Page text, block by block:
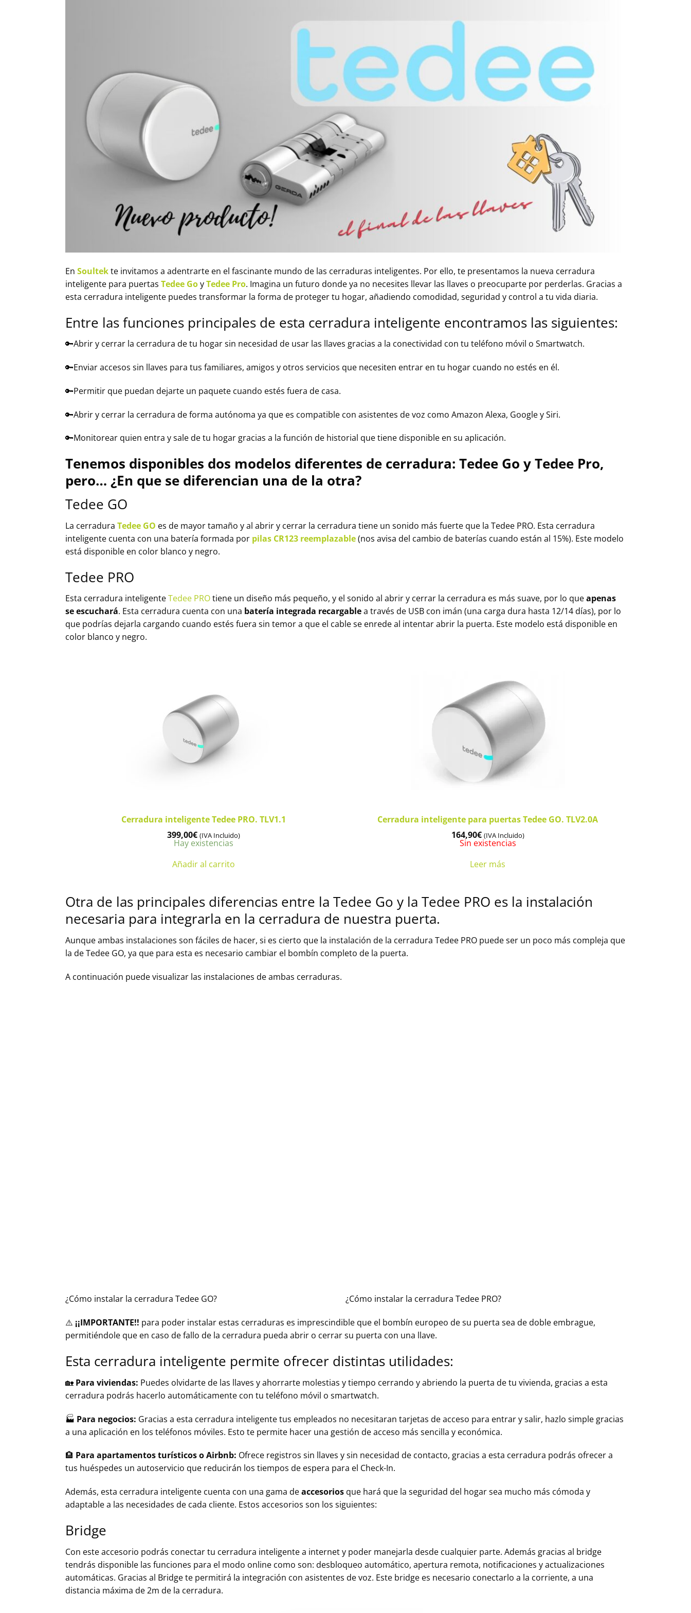
En Soultekte invitamos a adentrarte en el fascinante mundo de las cerraduras inteligentes. Por ello, te presentamos la nueva cerradura
inteligente para puertas Tedee GoyTedee Pro. Imagina un futuro donde ya no necesites llevar las llaves o preocuparte por perderlas. Gracias a
esta cerradura inteligente puedes transformar la forma de proteger tu hogar, añadiendo comodidad, seguridad y control a tu vida diaria.
Entre las funciones principales de esta cerradura inteligente encontramos las siguientes:
🔑​Abrir y cerrar la cerradura de tu hogar sin necesidad de usar las llaves gracias a la conectividad con tu teléfono móvil o Smartwatch.
🔑​Enviar accesos sin llaves para tus familiares, amigos y otros servicios que necesiten entrar en tu hogar cuando no estés en él.
🔑​Permitir que puedan dejarte un paquete cuando estés fuera de casa.
​🔑​Abrir y cerrar la cerradura de forma autónoma ya que es compatible con asistentes de voz como Amazon Alexa, Google y Siri.
🔑​Monitorear quien entra y sale de tu hogar gracias a la función de historial que tiene disponible en su aplicación.
Tenemos disponibles dos modelos diferentes de cerradura: Tedee Go y Tedee Pro,
pero… ¿En que se diferencian una de la otra?
Tedee GO
La cerradura Tedee GO es de mayor tamaño y al abrir y cerrar la cerradura tiene un sonido más fuerte que la Tedee PRO. Esta cerradura
inteligente cuenta con una batería formada por pilas CR123 reemplazable(nos avisa del cambio de baterías cuando están al 15%). Este modelo
está disponible en color blanco y negro.
Tedee PRO
Esta cerradura inteligenteTedee PROtiene un diseño más pequeño, y el sonido al abrir y cerrar la cerradura es más suave, por lo queapenas
se escuchará. Esta cerradura cuenta con una batería integrada recargablea través de USB con imán (una carga dura hasta 12/14 días), por lo
que podrías dejarla cargando cuando estés fuera sin temor a que el cable se enrede al intentar abrir la puerta. Este modelo está disponible en
color blanco y negro.
Cerradura inteligente Tedee PRO. TLV1.1
399,00€ (IVA Incluido)
Hay existencias
Añadir al carrito
Cerradura inteligente para puertas Tedee GO. TLV2.0A
164,90€ (IVA Incluido)
Sin existencias
Leer más
Otra de las principales diferencias entre la Tedee Go y la Tedee PRO es la instalación
necesaria para integrarla en la cerradura de nuestra puerta.
Aunque ambas instalaciones son fáciles de hacer, si es cierto que la instalación de la cerradura Tedee PRO puede ser un poco más compleja que
la de Tedee GO, ya que para esta es necesario cambiar el bombín completo de la puerta.
A continuación puede visualizar las instalaciones de ambas cerraduras.
¿Cómo instalar la cerradura Tedee GO? ¿Cómo instalar la cerradura Tedee PRO?
⚠️​ ¡¡IMPORTANTE!! para poder instalar estas cerraduras es imprescindible que el bombín europeo de su puerta sea de doble embrague,
permitiéndole que en caso de fallo de la cerradura pueda abrir o cerrar su puerta con una llave.
Esta cerradura inteligente permite ofrecer distintas utilidades:
🏡​ Para viviendas: Puedes olvidarte de las llaves y ahorrarte molestias y tiempo cerrando y abriendo la puerta de tu vivienda, gracias a esta
cerradura podrás hacerlo automáticamente con tu teléfono móvil o smartwatch.
🏭​​ Para negocios: Gracias a esta cerradura inteligente tus empleados no necesitaran tarjetas de acceso para entrar y salir, hazlo simple gracias
a una aplicación en los teléfonos móviles. Esto te permite hacer una gestión de acceso más sencilla y económica.
🏨​ Para apartamentos turísticos o Airbnb: Ofrece registros sin llaves y sin necesidad de contacto, gracias a esta cerradura podrás ofrecer a
tus huéspedes un autoservicio que reducirán los tiempos de espera para el Check-In.
Además, esta cerradura inteligente cuenta con una gama deaccesorios que hará que la seguridad del hogar sea mucho más cómoda y
adaptable a las necesidades de cada cliente. Estos accesorios son los siguientes:
Bridge
Con este accesorio podrás conectar tu cerradura inteligente a internet y poder manejarla desde cualquier parte. Además gracias al bridge
tendrás disponible las funciones para el modo online como son: desbloqueo automático, apertura remota, notificaciones y actualizaciones
automáticas. Gracias al Bridge te permitirá la integración con asistentes de voz. Este bridge es necesario conectarlo a la corriente, a una
distancia máxima de 2m de la cerradura.